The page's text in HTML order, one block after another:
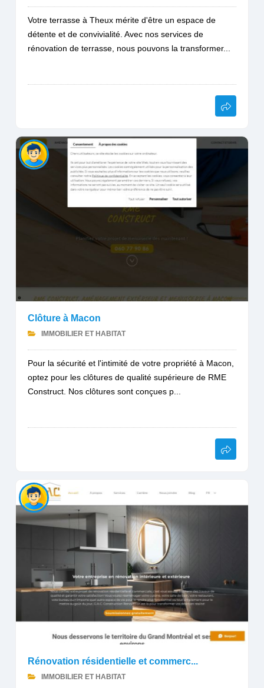
Votre terrasse à Theux mérite d'être un espace de
détente et de convivialité. Avec nos services de
rénovation de terrasse, nous pouvons la transformer...
Clôture à Macon
IMMOBILIER ET HABITAT
Pour la sécurité et l'intimité de votre propriété à Macon,
optez pour les clôtures de qualité supérieure de RME
Construct. Nos clôtures sont conçues p...
Rénovation résidentielle et commerc...
IMMOBILIER ET HABITAT